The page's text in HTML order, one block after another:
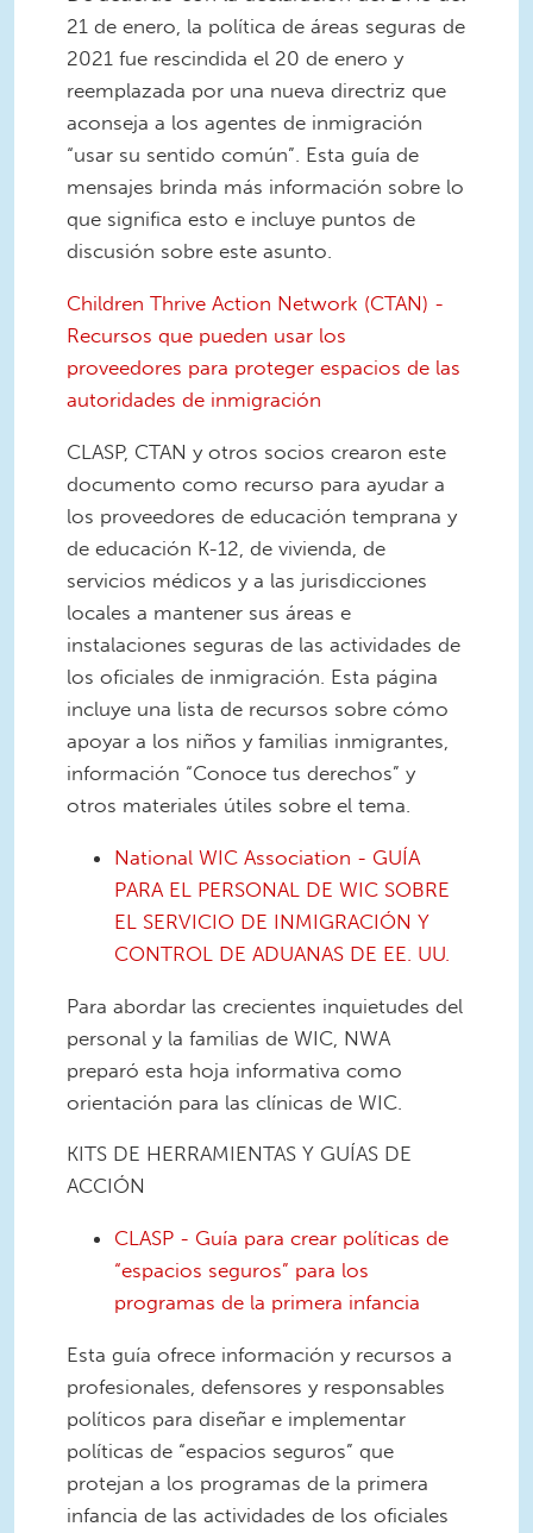
21 de enero, la política de áreas seguras de
2021 fue rescindida el 20 de enero y
reemplazada por una nueva directriz que
aconseja a los agentes de inmigración
“usar su sentido común”. Esta guía de
mensajes brinda más información sobre lo
que significa esto e incluye puntos de
discusión sobre este asunto.
Children Thrive Action Network (CTAN) -
Recursos que pueden usar los
proveedores para proteger espacios de las
autoridades de inmigración
CLASP, CTAN y otros socios crearon este
documento como recurso para ayudar a
los proveedores de educación temprana y
de educación K-12, de vivienda, de
servicios médicos y a las jurisdicciones
locales a mantener sus áreas e
instalaciones seguras de las actividades de
los oficiales de inmigración. Esta página
incluye una lista de recursos sobre cómo
apoyar a los niños y familias inmigrantes,
información “Conoce tus derechos” y
otros materiales útiles sobre el tema.
National WIC Association - GUÍA
PARA EL PERSONAL DE WIC SOBRE
EL SERVICIO DE INMIGRACIÓN Y
CONTROL DE ADUANAS DE EE. UU.
Para abordar las crecientes inquietudes del
personal y la familias de WIC, NWA
preparó esta hoja informativa como
orientación para las clínicas de WIC.
KITS DE HERRAMIENTAS Y GUÍAS DE
ACCIÓN
CLASP - Guía para crear políticas de
“espacios seguros” para los
programas de la primera infancia
Esta guía ofrece información y recursos a
profesionales, defensores y responsables
políticos para diseñar e implementar
políticas de “espacios seguros” que
protejan a los programas de la primera
infancia de las actividades de los oficiales